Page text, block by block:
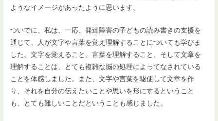
ようなイメージがあったように思います。
ついでに、私は、一応、発達障害の子どもの読み書きの支援を
通じて、人が文字や言葉を覚え理解することについても学びま
した。文字を覚えること、言葉を理解すること、そして文章を
理解することは、とても複雑な脳の処理によってなされている
ことを体感しました。また、文字や言葉を駆使して文章を作
り、それを自分の伝えたいことや思いを形にするということ
も、とても難しいことだということも感じました。